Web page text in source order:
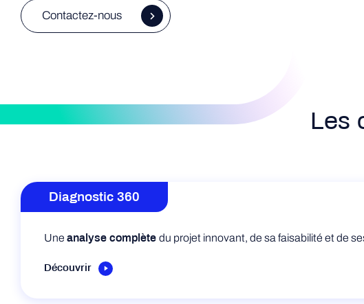
Contactez-nous
Les
Diagnostic 360
Une analyse complète du projet innovant, de sa faisabilité et de
Découvrir